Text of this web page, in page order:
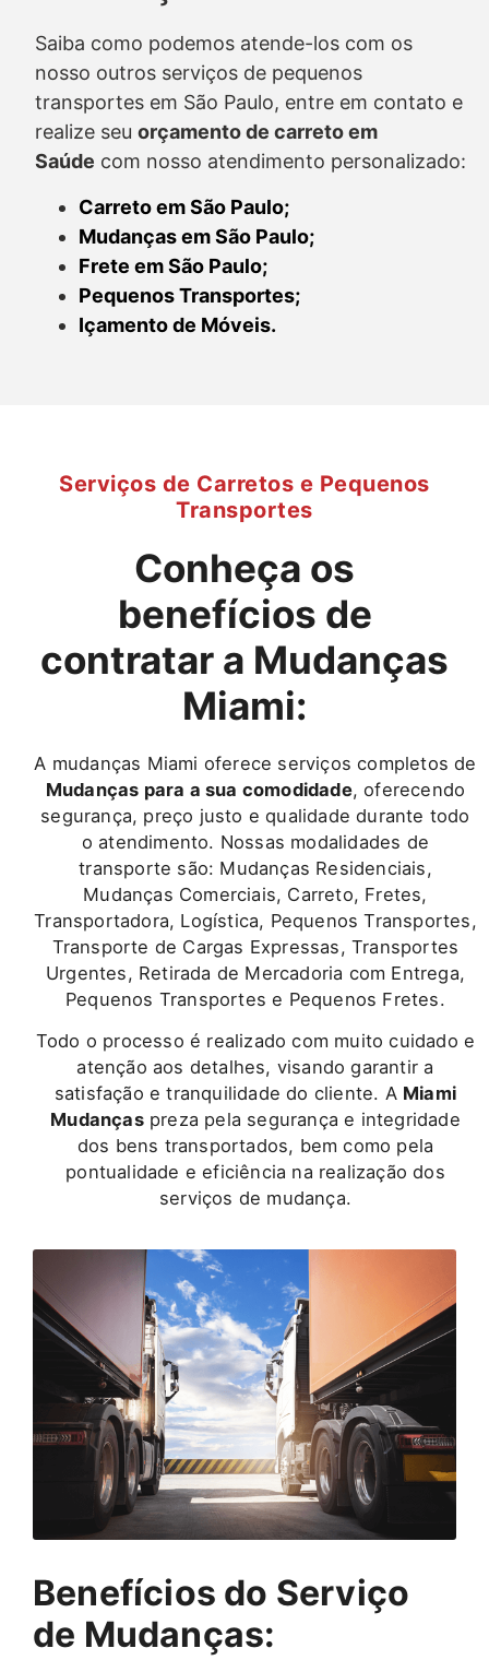
Saiba como podemos atende-los com os
nosso outros serviços de pequenos
transportes em São Paulo, entre em contato e
realize seu orçamento de carretoem
Saúde com nosso atendimento personalizado:
Carreto em São Paulo;
Mudanças em São Paulo;
Frete em São Paulo;
Pequenos Transportes;
Içamento de Móveis.
Serviços de Carretos e Pequenos
Transportes
Conheça os
benefícios de
contratar a Mudanças
Miami:
A mudanças Miami oferece serviços completos de
Mudanças para a sua comodidade, oferecendo
segurança, preço justo e qualidade durante todo
o atendimento. Nossas modalidades de
transporte são: Mudanças Residenciais,
Mudanças Comerciais, Carreto, Fretes,
Transportadora, Logística, Pequenos Transportes,
Transporte de Cargas Expressas, Transportes
Urgentes, Retirada de Mercadoria com Entrega,
Pequenos Transportes e Pequenos Fretes.
Todo o processo é realizado com muito cuidado e
atenção aos detalhes, visando garantir a
satisfação e tranquilidade do cliente. A Miami
Mudançaspreza pela segurança e integridade
dos bens transportados, bem como pela
pontualidade e eficiência na realização dos
serviços de mudança.
Benefícios do Serviço
de Mudanças: